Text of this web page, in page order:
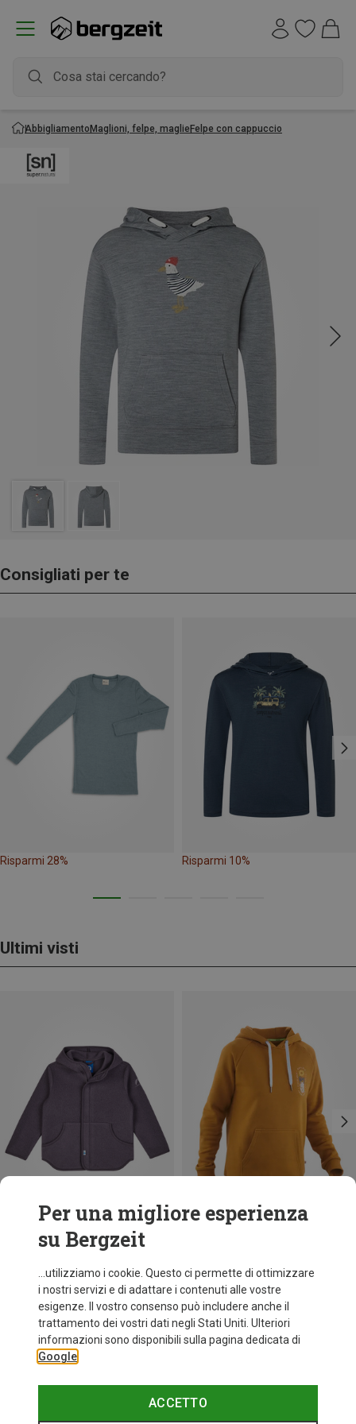
AbbigliamentoMaglioni, felpe, maglieFelpe con cappuccio
Consigliati per te
Risparmi 28% Risparmi 10%
Ultimi visti
Risparmi 19%
Per una migliore esperienza
su Bergzeit
...utilizziamo i cookie. Questo ci permette di ottimizzare
i nostri servizi e di adattare i contenuti alle vostre
esigenze. Il vostro consenso può includere anche il
trattamento dei vostri dati negli Stati Uniti. Ulteriori
informazioni sono disponibili sulla pagina dedicata di
Google
ACCETTO